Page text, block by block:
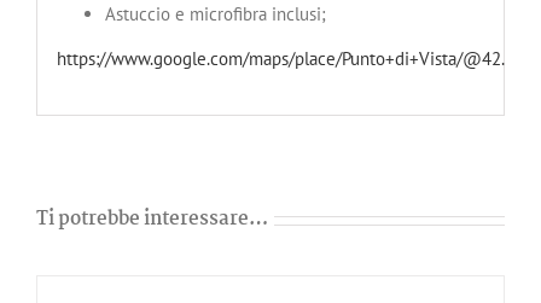
Astuccio e microfibra inclusi;
https://www.google.com/maps/place/Punto+di+Vista/
Ti potrebbe interessare…